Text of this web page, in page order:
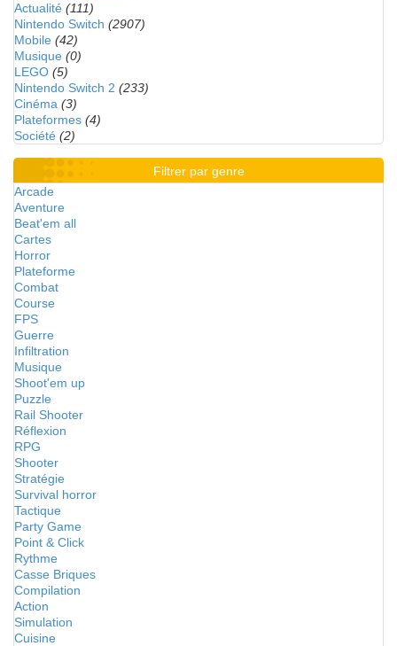
Actualité (111)
Nintendo Switch (2907)
Mobile (42)
Musique (0)
LEGO (5)
Nintendo Switch 2 (233)
Cinéma (3)
Plateformes (4)
Société (2)
Filtrer par genre
Arcade
Aventure
Beat'em all
Cartes
Horror
Plateforme
Combat
Course
FPS
Guerre
Infiltration
Musique
Shoot'em up
Puzzle
Rail Shooter
Réflexion
RPG
Shooter
Stratégie
Survival horror
Tactique
Party Game
Point & Click
Rythme
Casse Briques
Compilation
Action
Simulation
Cuisine